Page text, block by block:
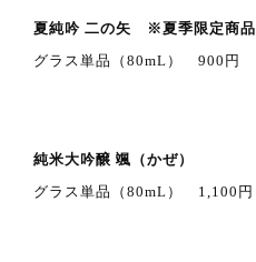
夏純吟 二の矢 ※夏季限定商品
グラス単品（80mL） 900円
純米大吟醸 颯（かぜ）
グラス単品（80mL） 1,100円